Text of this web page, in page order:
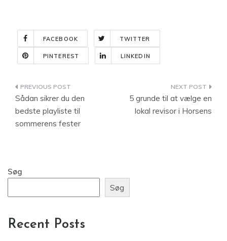
FACEBOOK TWITTER
PINTEREST LINKEDIN
Indlægsnavigation
Sådan sikrer du den
bedste playliste til
sommerens fester
5 grunde til at vælge en
lokal revisor i Horsens
Søg
Søg
Recent Posts